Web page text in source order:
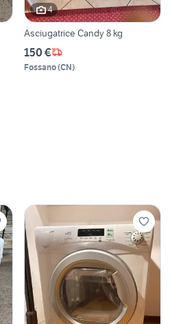
4
Asciugatrice Candy 8 kg
150 €
Fossano(CN)